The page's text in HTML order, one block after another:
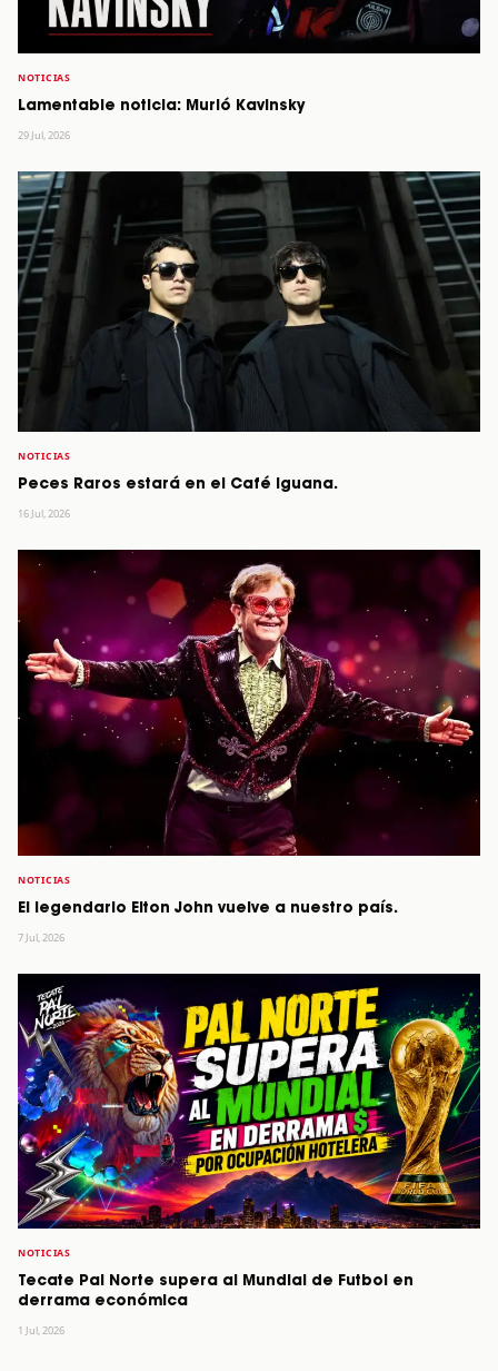
NOTICIAS
Lamentable noticia: Murió Kavinsky
29 Jul, 2026
NOTICIAS
Peces Raros estará en el Café Iguana.
16 Jul, 2026
NOTICIAS
El legendario Elton John vuelve a nuestro país.
7 Jul, 2026
NOTICIAS
Tecate Pal Norte supera al Mundial de Futbol en
derrama económica
1 Jul, 2026